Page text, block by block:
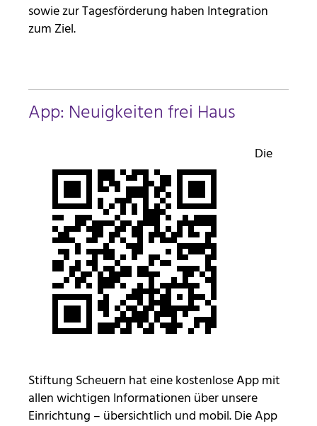
sowie zur Tagesförderung haben Integration
zum Ziel.
App: Neuigkeiten frei Haus
Die
Stiftung Scheuern hat eine kostenlose App mit
allen wichtigen Informationen über unsere
Einrichtung – übersichtlich und mobil. Die App
Cookie Laufzeit:
unbegrenzt
STATISTIK
Statistik Cookies erfassen Informationen anonym.
Diese Informationen helfen uns zu verstehen, wie
nutzen wir die Software matomo. Daten werden
nicht an Dritte weitergegeben.
_pk_id
Anbieter:
Stiftung Scheuern
Zweck:
Seitenstatistik
Cookie Laufzeit:
13 Monate
_pk_ref
Seitenstatistik